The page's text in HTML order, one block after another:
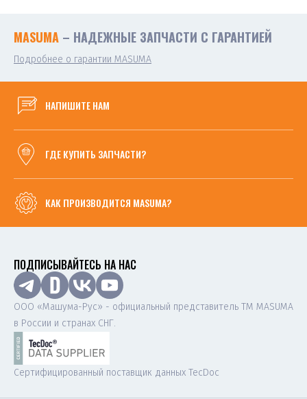
MASUMA – НАДЕЖНЫЕ ЗАПЧАСТИ С ГАРАНТИЕЙ
Подробнее о гарантии MASUMA
КАК ПРОИЗВОДИТСЯ MASUMA?
ГДЕ КУПИТЬ ЗАПЧАСТИ?
НАПИШИТЕ НАМ
ПОДПИСЫВАЙТЕСЬ НА НАС
ООО «Машума-Рус» - официальный представитель ТМ MASUMA
в России и странах СНГ.
Сертифицированный поставщик данных TecDoc